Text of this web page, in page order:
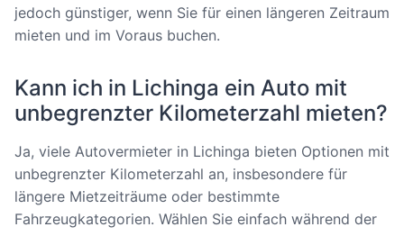
jedoch günstiger, wenn Sie für einen längeren Zeitraum
mieten und im Voraus buchen.
Kann ich in Lichinga ein Auto mit
unbegrenzter Kilometerzahl mieten?
Ja, viele Autovermieter in Lichinga bieten Optionen mit
unbegrenzter Kilometerzahl an, insbesondere für
längere Mietzeiträume oder bestimmte
Fahrzeugkategorien. Wählen Sie einfach während der